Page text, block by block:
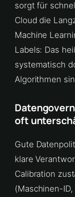
sorgt für
Cloud die
Machine
Labels: Das
systematisch
Algorithmen
oft
Gute
klare
Calibration
(Maschinen-